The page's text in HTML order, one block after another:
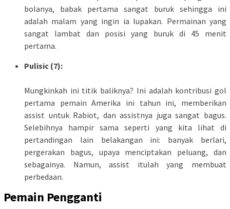
bolanya, babak pertama sangat buruk sehingga ini
adalah malam yang ingin ia lupakan. Permainan yang
sangat lambat dan posisi yang buruk di 45 menit
pertama.
Pulisic (7):
Mungkinkah ini titik baliknya? Ini adalah kontribusi gol
pertama pemain Amerika ini tahun ini, memberikan
assist untuk Rabiot, dan assistnya juga sangat bagus.
Selebihnya hampir sama seperti yang kita lihat di
pertandingan lain belakangan ini: banyak berlari,
pergerakan bagus, upaya menciptakan peluang, dan
sebagainya. Namun, assist itulah yang membuat
perbedaan.
Pemain Pengganti